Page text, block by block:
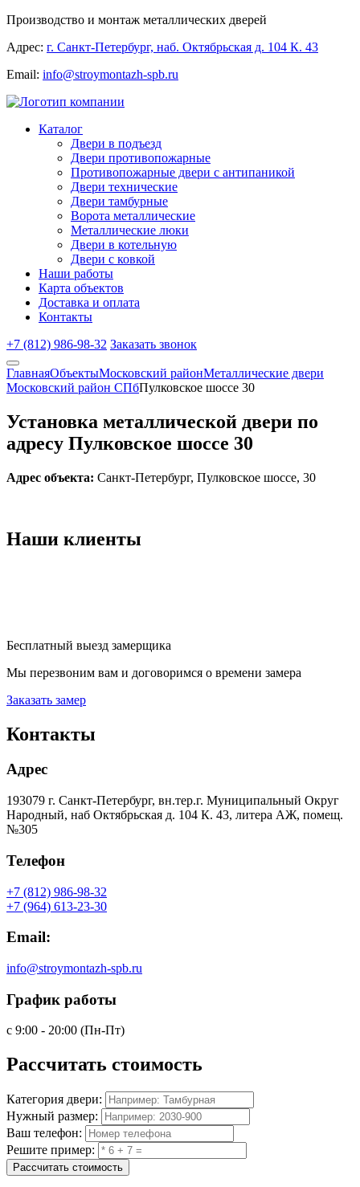
Производство и монтаж металлических дверей
Адрес: г. Санкт-Петербург, наб. Октябрьская д. 104 К. 43
Email: info@stroymontazh-spb.ru
Каталог
Двери в подъезд
Двери противопожарные
Противопожарные двери с антипаникой
Двери технические
Двери тамбурные
Ворота металлические
Металлические люки
Двери в котельную
Двери с ковкой
Наши работы
Карта объектов
Доставка и оплата
Контакты
+7 (812) 986-98-32 Заказать звонок
ГлавнаяОбъектыМосковский районМеталлические двери
Московский район СПбПулковское шоссе 30
Установка металлической двери по
адресу Пулковское шоссе 30
Адрес объекта: Санкт-Петербург, Пулковское шоссе, 30
Наши клиенты
Бесплатный выезд замерщика
Мы перезвоним вам и договоримся о времени замера
Заказать замер
Контакты
Адрес
193079 г. Санкт-Петербург, вн.тер.г. Муниципальный Округ
Народный, наб Октябрьская д. 104 К. 43, литера АЖ, помещ.
№305
Телефон
+7 (812) 986-98-32
+7 (964) 613-23-30
Email:
info@stroymontazh-spb.ru
График работы
с 9:00 - 20:00 (Пн-Пт)
Рассчитать стоимость
Категория двери:
Нужный размер:
Ваш телефон:
Решите пример:
Рассчитать стоимость